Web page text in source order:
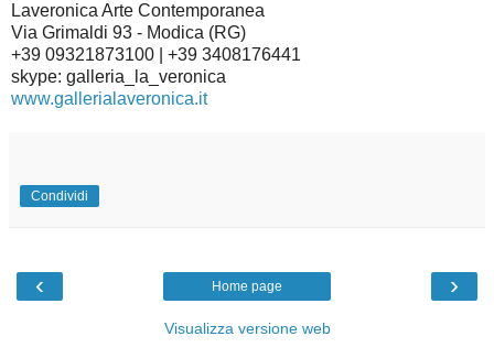
Laveronica Arte Contemporanea
Via Grimaldi 93 - Modica (RG)
+39 09321873100 | +39 3408176441
skype: galleria_la_veronica
www.gallerialaveronica.it
Condividi
‹ ›
Home page
Visualizza versione web